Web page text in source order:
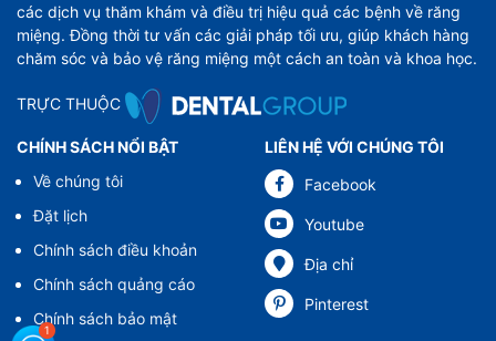
các dịch vụ thăm khám và điều trị hiệu quả các bệnh về răng
miệng. Đồng thời tư vấn các giải pháp tối ưu, giúp khách hàng
chăm sóc và bảo vệ răng miệng một cách an toàn và khoa học.
TRỰC THUỘC
CHÍNH SÁCH NỔI BẬT
Về chúng tôi
Đặt lịch
Chính sách điều khoản
Chính sách quảng cáo
Chính sách bảo mật
LIÊN HỆ VỚI CHÚNG TÔI
Facebook
Youtube
Địa chỉ
Pinterest